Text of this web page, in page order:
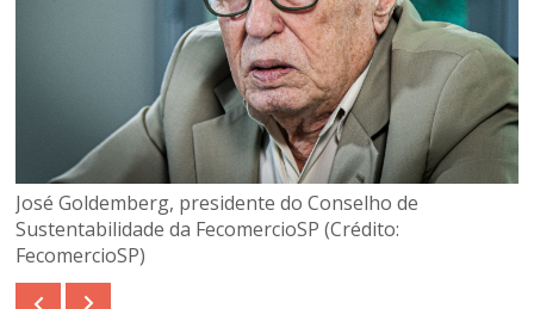
José Goldemberg, presidente do Conselho de
Sustentabilidade da FecomercioSP (Crédito:
FecomercioSP)